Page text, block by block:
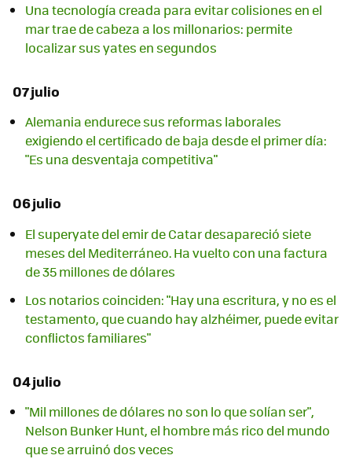
Una tecnología creada para evitar colisiones en el
mar trae de cabeza a los millonarios: permite
localizar sus yates en segundos
07 julio
Alemania endurece sus reformas laborales
exigiendo el certificado de baja desde el primer día:
"Es una desventaja competitiva"
06 julio
El superyate del emir de Catar desapareció siete
meses del Mediterráneo. Ha vuelto con una factura
de 35 millones de dólares
Los notarios coinciden: "Hay una escritura, y no es el
testamento, que cuando hay alzhéimer, puede evitar
conflictos familiares"
04 julio
"Mil millones de dólares no son lo que solían ser",
Nelson Bunker Hunt, el hombre más rico del mundo
que se arruinó dos veces